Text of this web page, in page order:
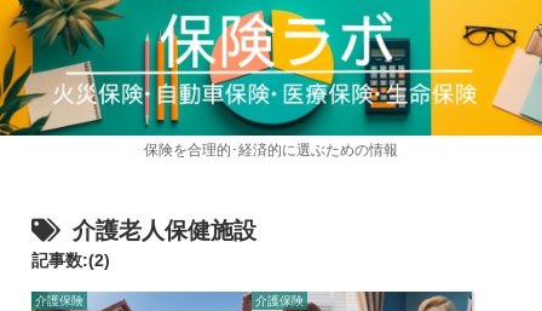
保険を合理的･経済的に選ぶための情報
介護老人保健施設
記事数:(2)
介護保険 介護保険